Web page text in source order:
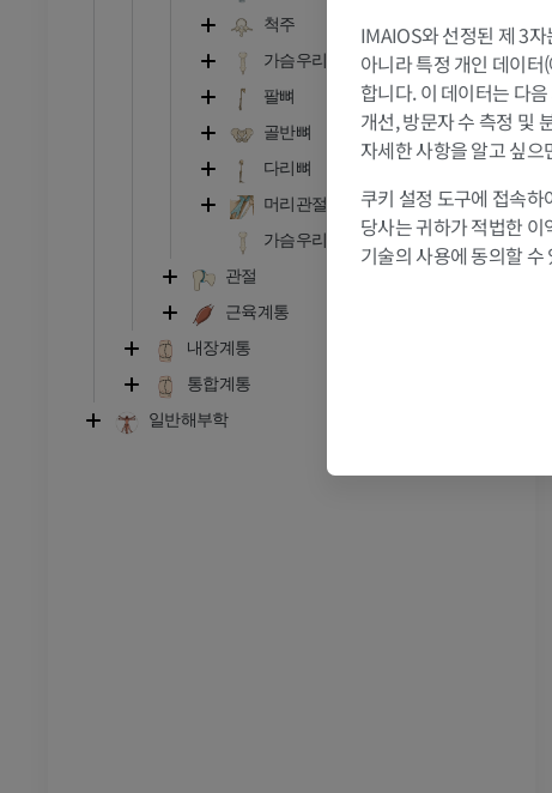
척주
가슴우리뼈
팔뼈
골반뼈
다리뼈
머리관절
가슴우리; 흉곽
관절
근육계통
내장계통
통합계통
일반해부학
발목 - 발
발목 MRI
MRI
프리미엄
발앞부 MRI
팔
IMAIOS와 선정된 제 3
아니라 특정 개인 데이터
합니다. 이 데이터는 다
개선, 방문자 수 측정 및
자세한 사항을 알고 싶으
쿠키 설정 도구에 접속
당사는 귀하가 적법한
기술의 사용에 동의할 수